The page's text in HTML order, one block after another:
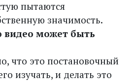
пытаются
значимость.
видео может быть
что это постановочный
изучать, и делать это